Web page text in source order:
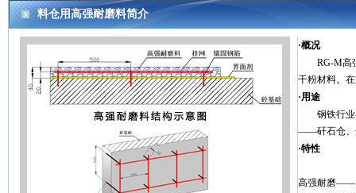
料仓用高强耐磨料简介
·概况
RG-M高
干粉材料。
·用途
钢铁行
——矸石仓、
·特性
高强耐磨——